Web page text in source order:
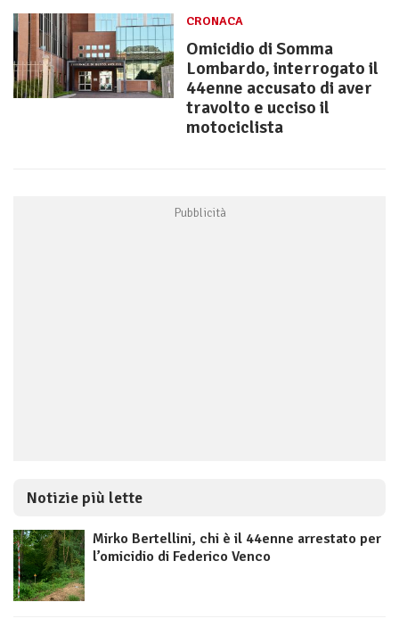
CRONACA
Omicidio di Somma
Lombardo, interrogato il
44enne accusato di aver
travolto e ucciso il
motociclista
Notizie più lette
Mirko Bertellini, chi è il 44enne arrestato per
l’omicidio di Federico Venco